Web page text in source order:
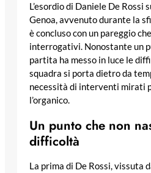
L’esordio di Daniele De Rossi
Genoa, avvenuto durante la
è concluso con un pareggio
interrogativi. Nonostante un
partita ha messo in luce le
squadra si porta dietro da
necessità di interventi mirati
l’organico.
Un punto che non
difficoltà
La prima di De Rossi, vissuta